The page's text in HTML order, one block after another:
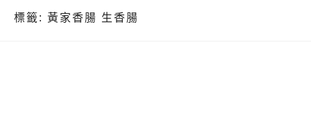
標籤: 黃家香腸 生香腸